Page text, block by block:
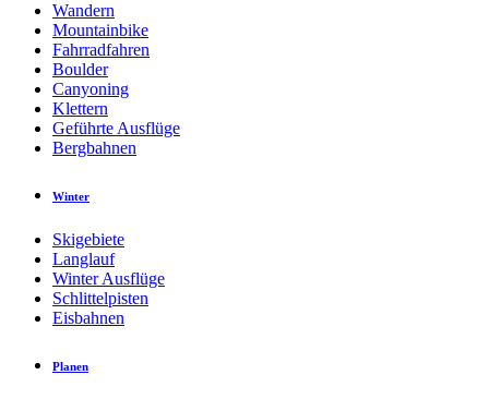
Wandern
Mountainbike
Fahrradfahren
Boulder
Canyoning
Klettern
Geführte Ausflüge
Bergbahnen
Winter
Skigebiete
Langlauf
Winter Ausflüge
Schlittelpisten
Eisbahnen
Planen